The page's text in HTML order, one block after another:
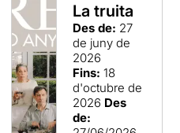
La truita
Des de: 27
de juny de
2026
Fins: 18
d'octubre de
2026 Des
de: